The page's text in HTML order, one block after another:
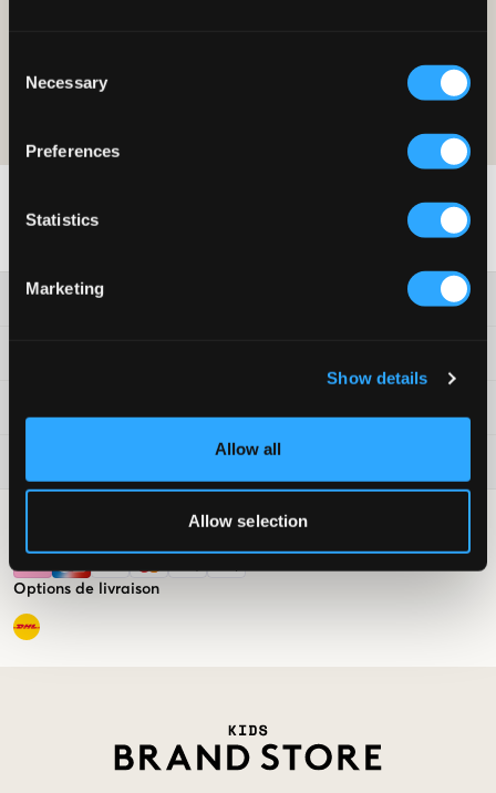
Selection
Necessary
Preferences
Statistics
Marketing
Show details
Allow all
Allow selection
L'offre est valable sur votre premier achat en tant que membre et sur
les prix habituels. La réduction n'est pas cumulable avec d'autres offres.
conditions d'adhésion et
Service clientèle
Options de livraison